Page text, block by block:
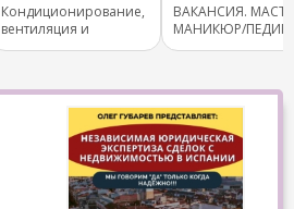
Кондиционирование,
вентиляция и
отопление.
ВАКАНСИЯ.
МАНИКЮР/
БАРСЕЛОНА.